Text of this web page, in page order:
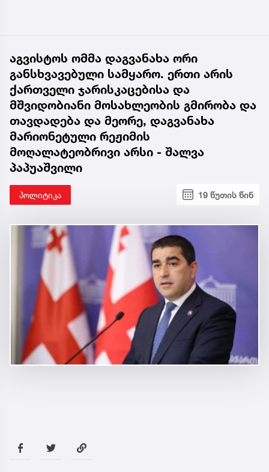
აგვისტოს ომმა დაგვანახა ორი
განსხვავებული სამყარო. ერთი არის
ქართველი ჯარისკაცებისა და
მშვიდობიანი მოსახლეობის გმირობა და
თავდადება და მეორე, დაგვანახა
მარიონეტული რეჟიმის
მოღალატეობრივი არსი - შალვა
პაპუაშვილი
პოლიტიკა 19 წუთის წინ